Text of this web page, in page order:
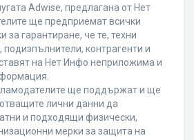
Adwise, предлагана от Нет
ще предприемат всички
за гарантиране, че те, техни
подизпълнители, контрагенти и
на Нет Инфо неприложима и
ще поддържат и ще
лични данни да
и подходящи физически,
мерки за защита на